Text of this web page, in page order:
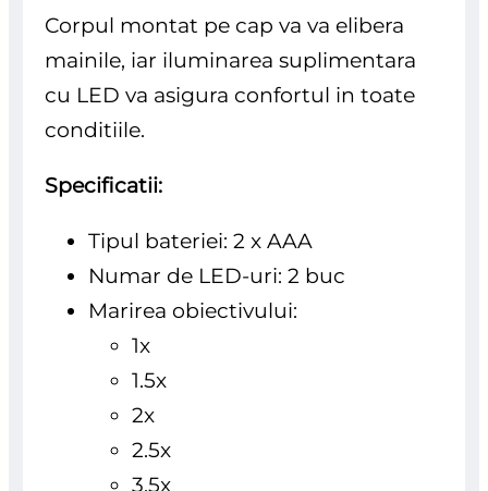
Corpul montat pe cap va va elibera
mainile, iar iluminarea suplimentara
cu LED va asigura confortul in toate
conditiile.
Specificatii:
Tipul bateriei: 2 x AAA
Numar de LED-uri: 2 buc
Marirea obiectivului:
1x
1.5x
2x
2.5x
3.5x